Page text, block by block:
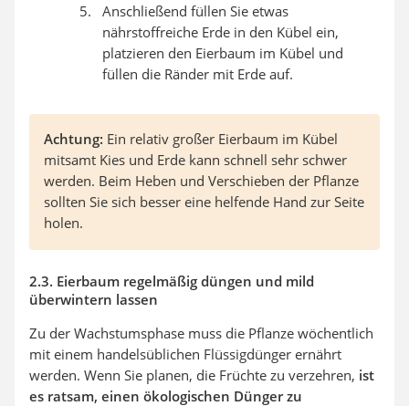
Anschließend füllen Sie etwas
nährstoffreiche Erde in den Kübel ein,
platzieren den Eierbaum im Kübel und
füllen die Ränder mit Erde auf.
Achtung: Ein relativ großer Eierbaum im Kübel
mitsamt Kies und Erde kann schnell sehr schwer
werden. Beim Heben und Verschieben der Pflanze
sollten Sie sich besser eine helfende Hand zur Seite
holen.
2.3. Eierbaum regelmäßig düngen und mild
überwintern lassen
Zu der Wachstumsphase muss die Pflanze wöchentlich
mit einem handelsüblichen Flüssigdünger ernährt
werden. Wenn Sie planen, die Früchte zu verzehren, ist
es ratsam, einen ökologischen Dünger zu